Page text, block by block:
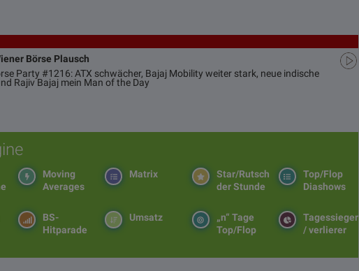
Börse Plausch
Party #1216: ATX schwächer, Bajaj Mobility weiter stark, neue indische
Rajiv Bajaj mein Man of the Day
Top/Flop
Diashows
Star/Rutsch
der Stunde
Matrix
Moving
Averages
Tagessieger
/ verlierer
„n“ Tage
Top/Flop
Umsatz
BS-
Hitparade